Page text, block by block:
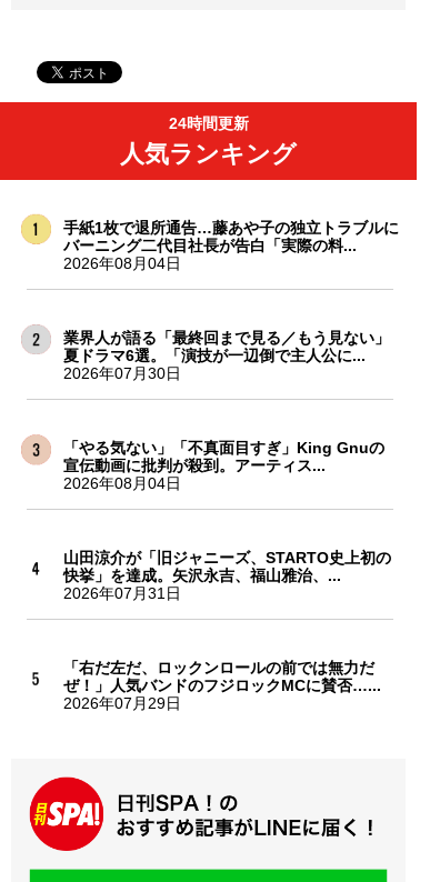
24時間更新
人気ランキング
手紙1枚で退所通告…藤あや子の独立トラブルに
バーニング二代目社長が告白「実際の料...
2026年08月04日
業界人が語る「最終回まで見る／もう見ない」
夏ドラマ6選。「演技が一辺倒で主人公に...
2026年07月30日
「やる気ない」「不真面目すぎ」King Gnuの
宣伝動画に批判が殺到。アーティス...
2026年08月04日
山田涼介が「旧ジャニーズ、STARTO史上初の
快挙」を達成。矢沢永吉、福山雅治、...
2026年07月31日
「右だ左だ、ロックンロールの前では無力だ
ぜ！」人気バンドのフジロックMCに賛否…...
2026年07月29日